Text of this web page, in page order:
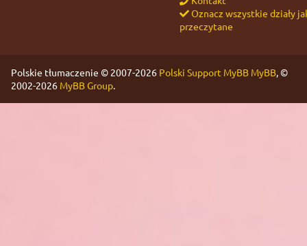
Oznacz wszystkie działy
przeczytane
Polskie tłumaczenie © 2007-2026 Polski Support MyBB MyBB, ©
2002-2026 MyBB Group.